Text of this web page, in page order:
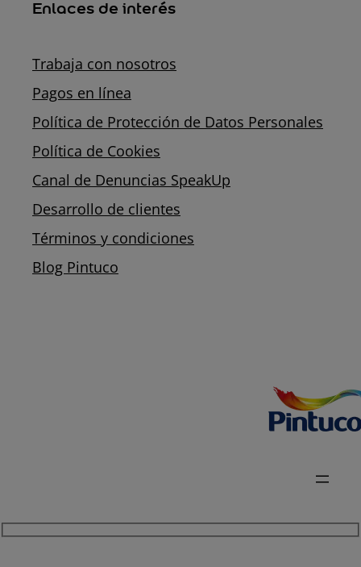
Enlaces de interés
Trabaja con nosotros
Pagos en línea
Política de Protección de Datos Personales
Política de Cookies
Canal de Denuncias SpeakUp
Desarrollo de clientes
Términos y condiciones
Blog Pintuco